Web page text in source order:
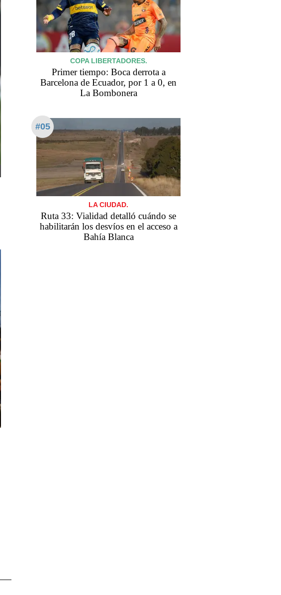
COPA LIBERTADORES.
Primer tiempo: Boca derrota a
Barcelona de Ecuador, por 1 a 0, en
La Bombonera
#05
LA CIUDAD.
Ruta 33: Vialidad detalló cuándo se
habilitarán los desvíos en el acceso a
Bahía Blanca